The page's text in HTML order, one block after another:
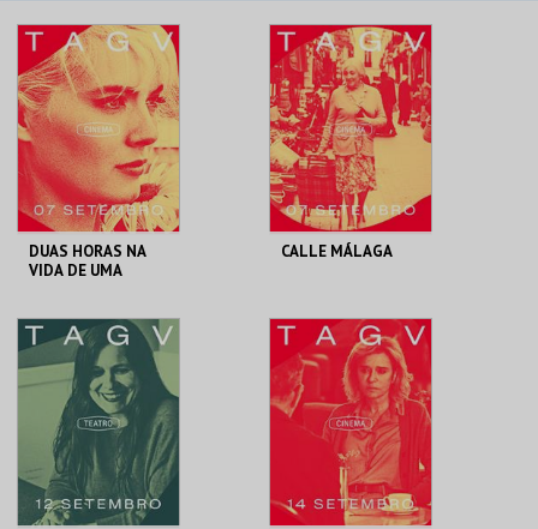
DUAS HORAS NA
VIDA DE UMA
TAGV
MAIS INFO
COMPRAR
CALLE MÁLAGA
TAGV
MAIS INFO
COMPRAR